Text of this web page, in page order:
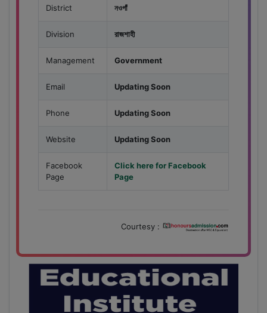
District নওগাঁ
Division রাজশাহী
Management Government
Email Updating Soon
Phone Updating Soon
Website Updating Soon
Facebook
Page
Click here for Facebook
Page
Courtesy :